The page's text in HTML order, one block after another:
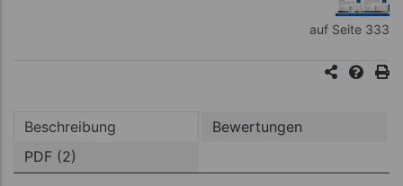
auf Seite 333
Beschreibung
Bewertungen
PDF (2)